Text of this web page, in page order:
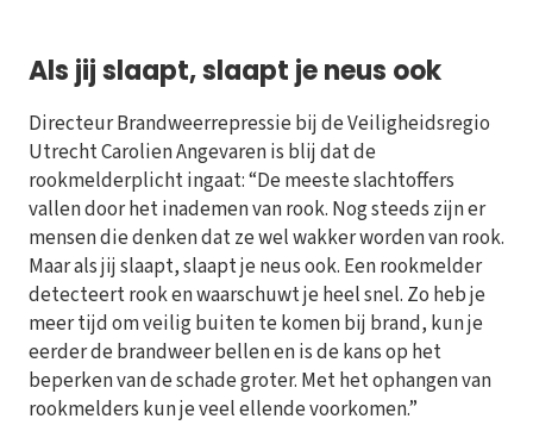
Als jij slaapt, slaapt je neus ook
Directeur Brandweerrepressie bij de Veiligheidsregio
Utrecht Carolien Angevaren is blij dat de
rookmelderplicht ingaat: “De meeste slachtoffers
vallen door het inademen van rook. Nog steeds zijn er
mensen die denken dat ze wel wakker worden van rook.
Maar als jij slaapt, slaapt je neus ook. Een rookmelder
detecteert rook en waarschuwt je heel snel. Zo heb je
meer tijd om veilig buiten te komen bij brand, kun je
eerder de brandweer bellen en is de kans op het
beperken van de schade groter. Met het ophangen van
rookmelders kun je veel ellende voorkomen.”